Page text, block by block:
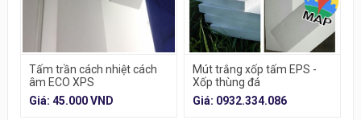
Tấm trần cách nhiệt cách
âm ECO XPS
Giá: 45.000 VND
Mút trắng xốp tấm EPS -
Xốp thùng đá
Giá: 0932.334.086